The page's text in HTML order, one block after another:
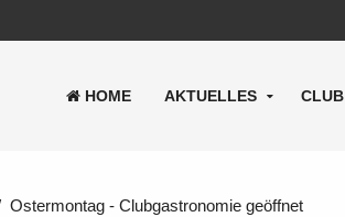
HOME AKTUELLES CLUB
Ostermontag - Clubgastronomie geöffnet